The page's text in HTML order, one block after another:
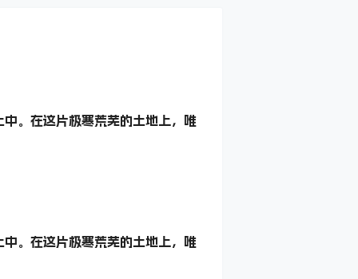
。在这片极寒荒芜的土地上，唯
。在这片极寒荒芜的土地上，唯